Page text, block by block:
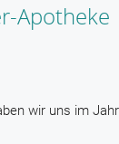
Apotheke
wir uns im